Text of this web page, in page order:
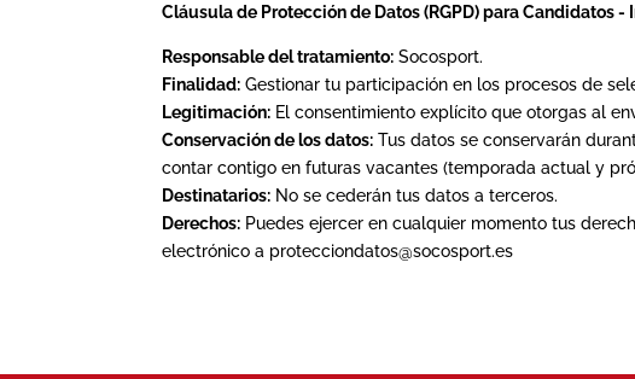
Cláusula de Protección de Datos (RGPD) para Candidatos -
Responsable del tratamiento: Socosport.
Finalidad: Gestionar tu participación en los procesos de
Legitimación: El consentimiento explícito que otorgas al
Conservación de los datos: Tus datos se conservarán
contar contigo en futuras vacantes (temporada actual y
Destinatarios: No se cederán tus datos a terceros.
Derechos: Puedes ejercer en cualquier momento tus
electrónico a protecciondatos@socosport.es